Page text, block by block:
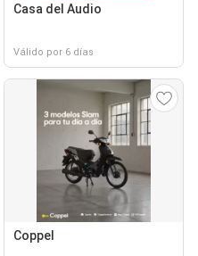
Casa del Audio
Válido por 6 días
Coppel